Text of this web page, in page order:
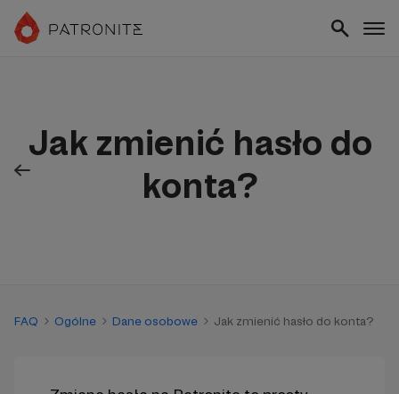
Jak zmienić hasło do
konta?
FAQ Ogólne Dane osobowe Jak zmienić hasło do konta?